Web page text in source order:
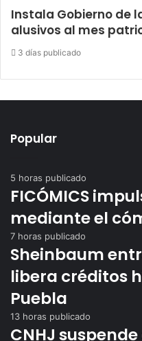
Instala Gobierno de
alusivos al mes
3 días publicado
Popular
5 horas publicado
FICÓMICS
mediante el
7 horas publicado
Sheinbaum
libera créditos
Puebla
13 horas publicado
CNHJ